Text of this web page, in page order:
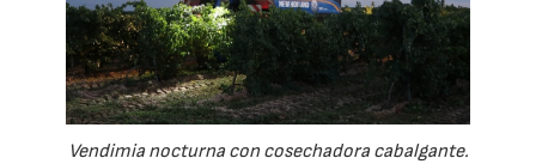
Vendimia nocturna con cosechadora cabalgante.